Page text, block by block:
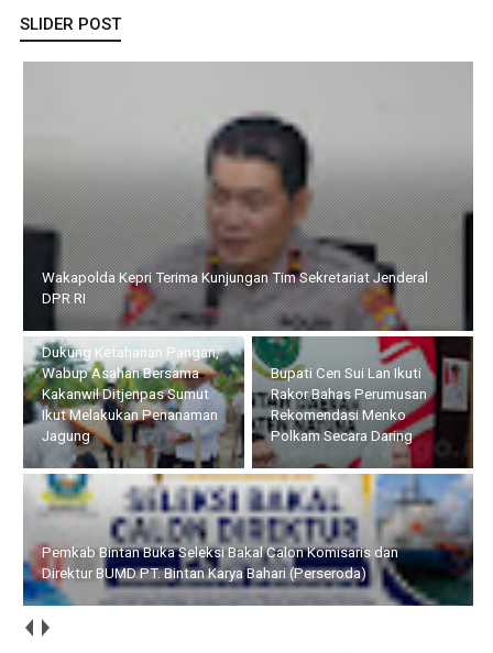
SLIDER POST
Wakapolda Kepri Terima Kunjungan Tim Sekretariat Jenderal
DPR RI
Dukung Ketahanan Pangan,
Wabup Asahan Bersama
Kakanwil Ditjenpas Sumut
Ikut Melakukan Penanaman
Jagung
Bupati Cen Sui Lan Ikuti
Rakor Bahas Perumusan
Rekomendasi Menko
Polkam Secara Daring
Pemkab Bintan Buka Seleksi Bakal Calon Komisaris dan
Direktur BUMD PT. Bintan Karya Bahari (Perseroda)